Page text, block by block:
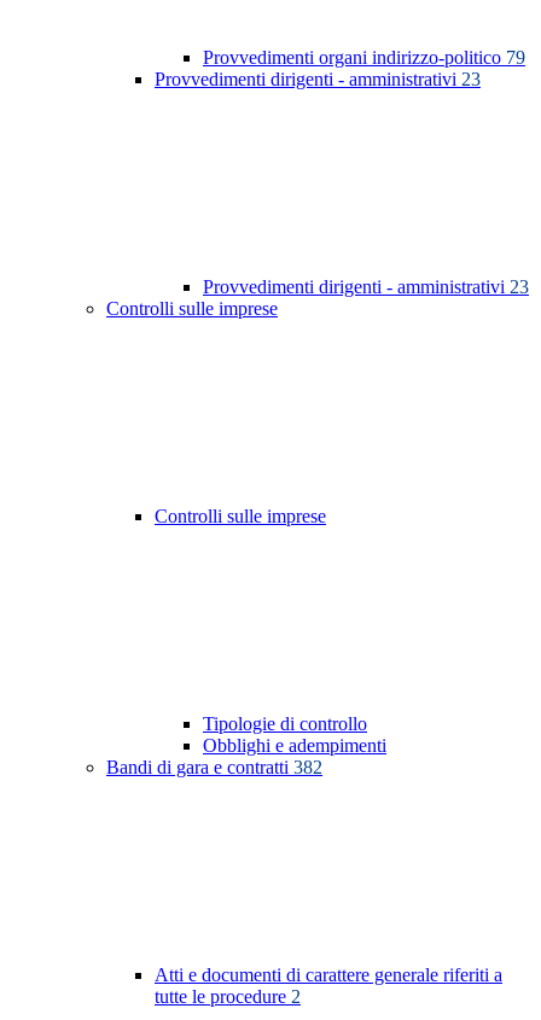
Provvedimenti organi indirizzo-politico 79
Provvedimenti dirigenti - amministrativi 23
Provvedimenti dirigenti - amministrativi 23
Controlli sulle imprese
Controlli sulle imprese
Tipologie di controllo
Obblighi e adempimenti
Bandi di gara e contratti 382
Atti e documenti di carattere generale riferiti a
tutte le procedure 2